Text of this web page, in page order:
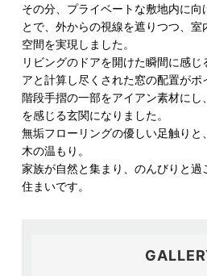
その分、プライベートな敷地内に向
とで、外からの視線を遮りつつ、
空間を実現しました。
リビングのドアを開けた瞬間に感
アと計算し尽くされた窓の配置がポ
階段手摺の一部をアイアン素材にし
を感じる玄関になりました。
無垢フローリングの優しい足触り
木の温もり。
家族が自然と集まり、のんびりと過
住まいです。